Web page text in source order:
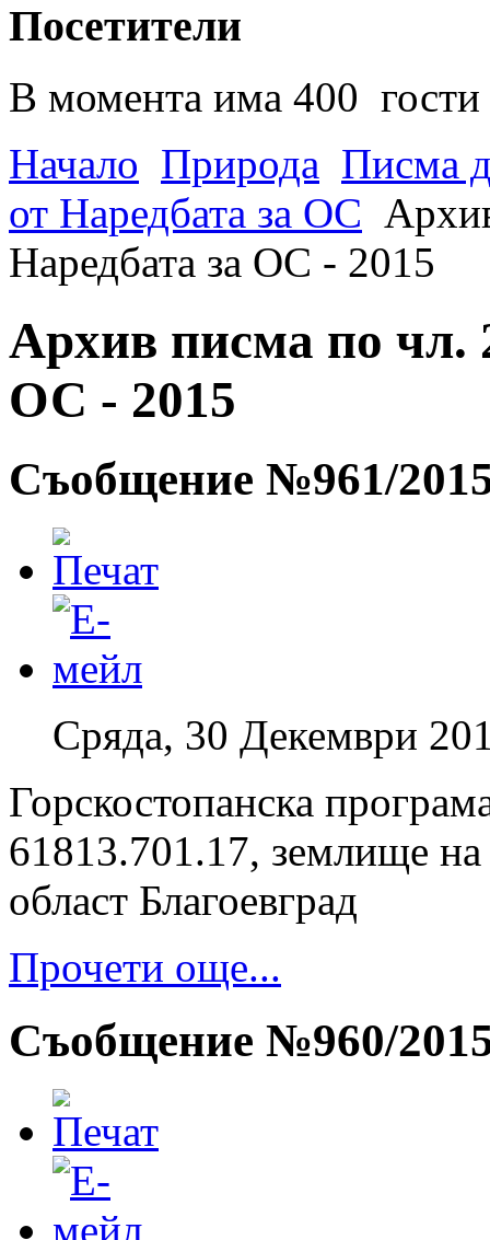
Посетители
В момента има 400 гости
Начало Природа Писма
от Наредбата за ОС
Наредбата за ОС - 2015
Архив писма по чл.
ОС - 2015
Съобщение №961/
Сряда, 30 Декември
Горскостопанска
61813.701.17, землище на
област Благоевград
Прочети още...
Съобщение №960/